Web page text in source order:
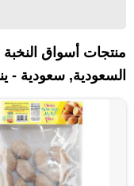
منتجات أسواق
السعودية, سعودية -